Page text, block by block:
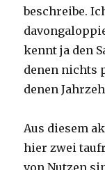
beschreibe.
kennt ja den
denen nichts
denen
Aus diesem
hier zwei
von Nutzen